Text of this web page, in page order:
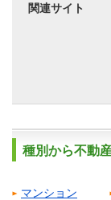
関連サイト
種別から不動
マンション